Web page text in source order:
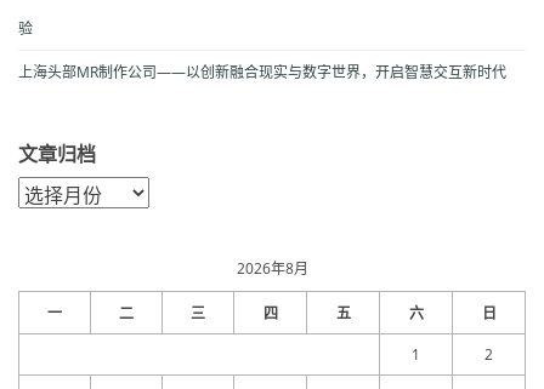
验
上海头部MR制作公司——以创新融合现实与数字世界，开启智慧交互新时代
文章归档
文
章
2026年8月
一 二 三 四 五 六 日
1 2